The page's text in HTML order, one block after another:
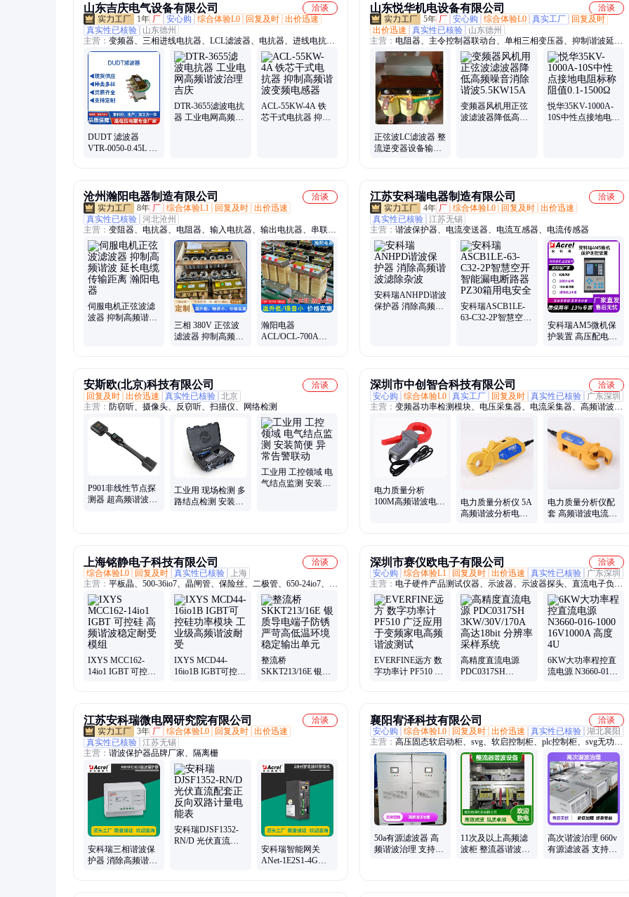
山东吉庆电气设备有限公司
洽谈
1年 厂 安心购 综合体验L0 回复及时 出价迅速
真实性已核验
山东德州
主营： 变频器、三相进线电抗器、LCL滤波器、电抗器、进线电抗
器、出线电抗器、输入电抗器、输出电抗器
DUDT 滤波器
VTR-0050-0.45L 抑
DTR-3655滤波电抗
器 工业电网高频谐
ACL-55KW-4A 铁
芯干式电抗器 抑制
山东悦华机电设备有限公司
洽谈
5年 厂 安心购 综合体验L0 真实工厂
回复及时
出价迅速
真实性已核验
山东德州
主营： 电阻器、主令控制器联动台、单相三相变压器、抑制谐波延长
电缆、电抗器、梯形铝壳电阻、串联负载电抗器、0.75kw-600kw、制
动电阻、单相直流三相电抗器、输入输出电抗器、进线出线交流直流
电抗、悦华、变频器配套电抗、不锈钢电阻器、BP8Y/BP4频敏、大
功率绕线、大功率波纹电阻管箱、可频繁启动频敏变阻器、JQWSF
正弦波滤波、频敏变阻器、起重机用电阻器、主令控制器、正弦波滤
波器铜、波纹制动电阻箱
正弦波LC滤波器 整
流逆变器设备输出
变频器风机用正弦
波滤波器降低高频
悦华35KV-1000A-
10S中性点接地电阻
沧州瀚阳电器制造有限公司
洽谈
8年 厂 综合体验L1 回复及时 出价迅速
真实性已核验 河北沧州
主营： 变阻器、电抗器、电阻器、输入电抗器、输出电抗器、串联电
抗器、负载电抗器、无刷无环启动器、频敏变阻器
伺服电机正弦波滤
波器 抑制高频谐波
三相 380V 正弦波
滤波器 抑制高频谐
瀚阳电器
ACL/OCL-700A三
江苏安科瑞电器制造有限公司
洽谈
4年 厂 综合体验L0 回复及时 出价迅速
真实性已核验 江苏无锡
主营： 谐波保护器、电流变送器、电流互感器、电流传感器
安科瑞ANHPD谐波
保护器 消除高频谐
安科瑞ASCB1LE-
63-C32-2P智慧空开
安科瑞AM5微机保
护装置 高压配电柜
安斯欧(北京)科技有限公司
洽谈
回复及时 出价迅速 真实性已核验 北京
主营： 防窃听、摄像头、反窃听、扫描仪、网络检测
P901非线性节点探
测器 超高频谐波雷
工业用 现场检测 多
路结点检测 安装简
工业用 工控领域 电
气结点监测 安装简
深圳市中创智合科技有限公司
洽谈
安心购
综合体验L0 真实工厂 回复及时 真实性已核验
广东深圳
主营： 变频器功率检测模块、电压采集器、电流采集器、高频谐波电
感器、开口电流互感器、电流电压变送器、高速波形采集器、发热丝
电流检测、交直流通用采集模块、继电器控制模块、温度采集模块、
电流采集模块、模拟量采集模块、电压采集模块、三相电参数采集模
块、多路电流采集卡、多路直流采集模块、24位AD转换模块
电力质量分析
100M高频谐波电流
电力质量分析仪 5A
高频谐波分析电流
电力质量分析仪配
套 高频谐波电流钳
上海铭静电子科技有限公司
洽谈
综合体验L0
回复及时 真实性已核验
上海
主营： 平板晶、500-36io7、晶闸管、保险丝、二极管、650-24io7、
dcr750d24、管模块、熔断器、变频器、160-36io3、drd560g90、整流
桥、501-14io2、431-24io2、265-24io3、dcr960g18、325-18io3、550-
16io1、尼克斯、650-18io7、可控硅、sm06cxc504、igbt模块、
sm25cxc968
IXYS MCC162-
14io1 IGBT 可控硅
IXYS MCD44-
16io1B IGBT可控硅
整流桥
SKKT213/16E 银质
深圳市赛仪欧电子有限公司
洽谈
安心购
综合体验L1 回复及时 出价迅速 真实性已核验
广东深圳
主营： 电子硬件产品测试仪器、示波器、示波器探头、直流电子负
载、可编程直流电源、网络分析仪、电池模拟器、频谱信号分析仪、
安规测试仪、逻辑分析仪、源表SMU、万用表、函数发生器、阻抗
分析仪、LCR数字电桥、数据采集器、温度记录仪
EVERFINE远方 数
字功率计 PF510 广
高精度直流电源
PDC0317SH
6KW大功率程控直
流电源 N3660-016-
江苏安科瑞微电网研究院有限公司
洽谈
3年 厂 综合体验L0 回复及时 出价迅速
真实性已核验 江苏无锡
主营： 谐波保护器品牌厂家、隔离栅
安科瑞三相谐波保
护器 消除高频谐波
安科瑞DJSF1352-
RN/D 光伏直流配
安科瑞智能网关
ANet-1E2S1-4G助
襄阳宥泽科技有限公司
洽谈
安心购
综合体验L0 回复及时 出价迅速 真实性已核验 湖北襄阳
主营： 高压固态软启动柜、svg、软启控制柜、plc控制柜、svg无功补
偿装置、高压软启动装置、软启动、控制柜、无功补偿、高压软启动
器、无功补偿装置、高压软启动柜、软启动柜、软启动控制柜、plc
柜、有源电力滤波器、有源滤波器、电容补偿柜、动态无功补偿装置
50a有源滤波器 高
频谐波治理 支持谐
11次及以上高频滤
波柜 整流器谐波设
高次谐波治理 660v
有源滤波器 支持三